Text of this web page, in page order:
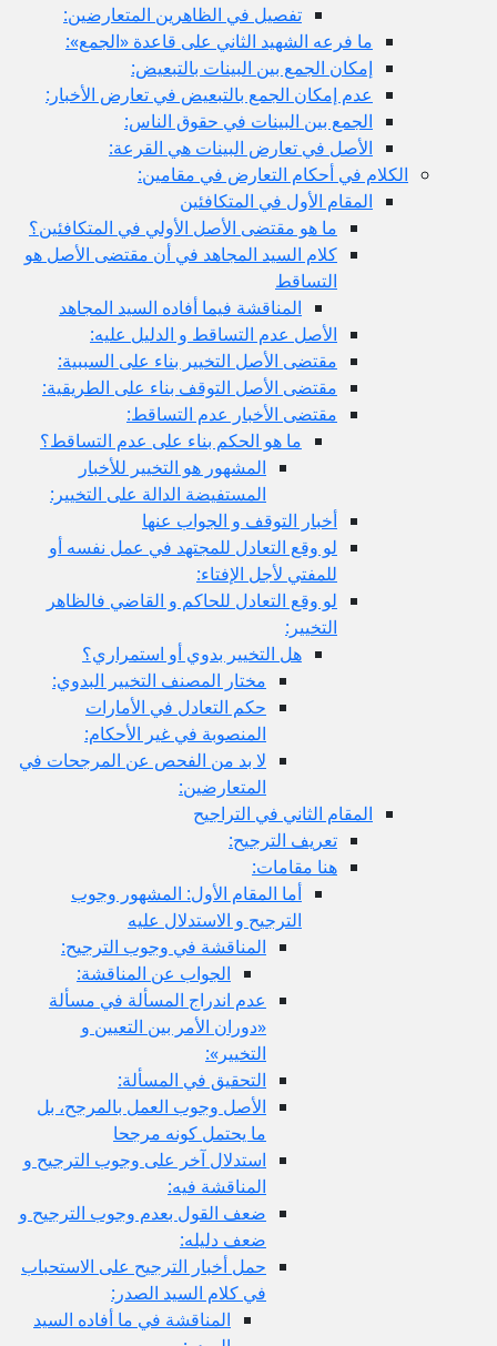
تفصيل في الظاهرين المتعارضين:
ما فرعه الشهيد الثاني على قاعدة «الجمع»:
إمكان الجمع بين البينات بالتبعيض:
عدم إمكان الجمع بالتبعيض في تعارض الأخبار:
الجمع بين البينات في حقوق الناس:
الأصل في تعارض البينات هي القرعة:
الكلام في أحكام التعارض في مقامين:
المقام الأول في المتكافئين
ما هو مقتضى الأصل الأولي في المتكافئين؟
كلام السيد المجاهد في أن مقتضى الأصل هو
التساقط
المناقشة فيما أفاده السيد المجاهد
الأصل عدم التساقط و الدليل عليه:
مقتضى الأصل التخيير بناء على السببية:
مقتضى الأصل التوقف بناء على الطريقية:
مقتضى الأخبار عدم التساقط:
ما هو الحكم بناء على عدم التساقط؟
المشهور هو التخيير للأخبار
المستفيضة الدالة على التخيير:
أخبار التوقف و الجواب عنها
لو وقع التعادل للمجتهد في عمل نفسه أو
للمفتي لأجل الإفتاء:
لو وقع التعادل للحاكم و القاضي فالظاهر
التخيير:
هل التخيير بدوي أو استمراري؟
مختار المصنف التخيير البدوي:
حكم التعادل في الأمارات
المنصوبة في غير الأحكام:
لا بد من الفحص عن المرجحات في
المتعارضين:
المقام الثاني في التراجيح
تعريف الترجيح:
هنا مقامات:
أما المقام الأول: المشهور وجوب
الترجيح و الاستدلال عليه
المناقشة في وجوب الترجيح:
الجواب عن المناقشة:
عدم اندراج المسألة في مسألة
«دوران الأمر بين التعيين و
التخيير»:
التحقيق في المسألة:
الأصل وجوب العمل بالمرجح، بل
ما يحتمل كونه مرجحا
استدلال آخر على وجوب الترجيح و
المناقشة فيه:
ضعف القول بعدم وجوب الترجيح و
ضعف دليله:
حمل أخبار الترجيح على الاستحباب
في كلام السيد الصدر:
المناقشة في ما أفاده السيد